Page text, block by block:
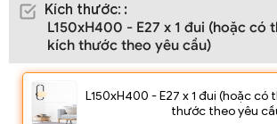
Kích thước: :
L150xH400 - E27 x 1 đui (hoặc có
kích thước theo yêu cầu)
L150xH400 - E27 x 1 đui (hoặc có
thước theo yêu